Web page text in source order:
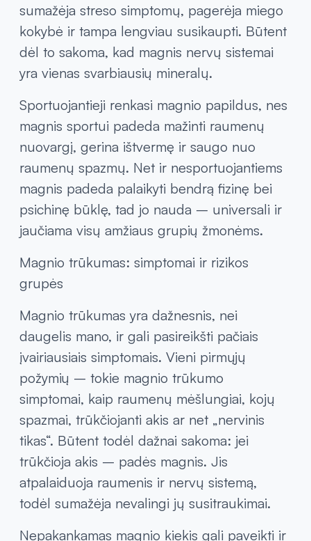
sumažėja streso simptomų, pagerėja miego
kokybė ir tampa lengviau susikaupti. Būtent
dėl to sakoma, kad magnis nervų sistemai
yra vienas svarbiausių mineralų.
Sportuojantieji renkasi magnio papildus, nes
magnis sportui padeda mažinti raumenų
nuovargį, gerina ištvermę ir saugo nuo
raumenų spazmų. Net ir nesportuojantiems
magnis padeda palaikyti bendrą fizinę bei
psichinę būklę, tad jo nauda – universali ir
jaučiama visų amžiaus grupių žmonėms.
Magnio trūkumas: simptomai ir rizikos
grupės
Magnio trūkumas yra dažnesnis, nei
daugelis mano, ir gali pasireikšti pačiais
įvairiausiais simptomais. Vieni pirmųjų
požymių – tokie magnio trūkumo
simptomai, kaip raumenų mėšlungiai, kojų
spazmai, trūkčiojanti akis ar net „nervinis
tikas“. Būtent todėl dažnai sakoma: jei
trūkčioja akis – padės magnis. Jis
atpalaiduoja raumenis ir nervų sistemą,
todėl sumažėja nevalingi jų susitraukimai.
Nepakankamas magnio kiekis gali paveikti ir